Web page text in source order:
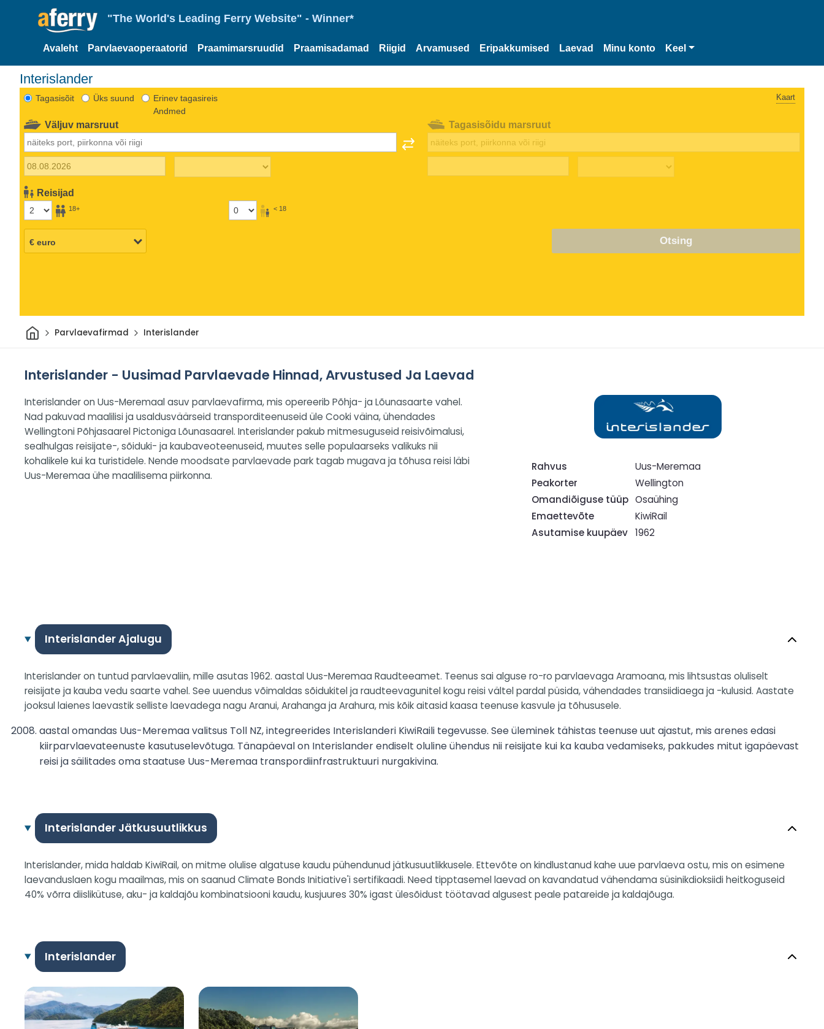
"The World's Leading Ferry Website" - Winner*
Avaleht Parvlaevaoperaatorid Praamimarsruudid Praamisadamad Riigid Arvamused Eripakkumised Laevad Minu konto Keel
Interislander
Tagasisõit Üks suund
Erinev tagasireis
Andmed
Kaart
Väljuv marsruut
Reisijad
18+ < 18
Tagasisõidu marsruut
Otsing
Avaleht
Parvlaevafirmad Interislander
Interislander - Uusimad Parvlaevade Hinnad, Arvustused Ja Laevad
Interislander on Uus-Meremaal asuv parvlaevafirma, mis opereerib Põhja- ja Lõunasaarte vahel.
Nad pakuvad maalilisi ja usaldusväärseid transporditeenuseid üle Cooki väina, ühendades
Wellingtoni Põhjasaarel Pictoniga Lõunasaarel. Interislander pakub mitmesuguseid reisivõimalusi,
sealhulgas reisijate-, sõiduki- ja kaubaveoteenuseid, muutes selle populaarseks valikuks nii
kohalikele kui ka turistidele. Nende moodsate parvlaevade park tagab mugava ja tõhusa reisi läbi
Uus-Meremaa ühe maalilisema piirkonna.
Rahvus
Uus-Meremaa
Peakorter
Wellington
Omandiõiguse tüüp Osaühing
Emaettevõte
KiwiRail
Asutamise kuupäev 1962
Interislander Ajalugu
Interislander on tuntud parvlaevaliin, mille asutas 1962. aastal Uus-Meremaa Raudteeamet. Teenus sai alguse ro-ro parvlaevaga Aramoana, mis lihtsustas oluliselt
reisijate ja kauba vedu saarte vahel. See uuendus võimaldas sõidukitel ja raudteevagunitel kogu reisi vältel pardal püsida, vähendades transiidiaega ja -kulusid. Aastate
jooksul laienes laevastik selliste laevadega nagu Aranui, Arahanga ja Arahura, mis kõik aitasid kaasa teenuse kasvule ja tõhususele.
aastal omandas Uus-Meremaa valitsus Toll NZ, integreerides Interislanderi KiwiRaili tegevusse. See üleminek tähistas teenuse uut ajastut, mis arenes edasi
kiirparvlaevateenuste kasutuselevõtuga. Tänapäeval on Interislander endiselt oluline ühendus nii reisijate kui ka kauba vedamiseks, pakkudes mitut igapäevast
reisi ja säilitades oma staatuse Uus-Meremaa transpordiinfrastruktuuri nurgakivina.
Interislander Jätkusuutlikkus
Interislander, mida haldab KiwiRail, on mitme olulise algatuse kaudu pühendunud jätkusuutlikkusele. Ettevõte on kindlustanud kahe uue parvlaeva ostu, mis on esimene
laevanduslaen kogu maailmas, mis on saanud Climate Bonds Initiative'i sertifikaadi. Need tipptasemel laevad on kavandatud vähendama süsinikdioksiidi heitkoguseid
40% võrra diislikütuse, aku- ja kaldajõu kombinatsiooni kaudu, kusjuures 30% igast ülesõidust töötavad algusest peale patareide ja kaldajõuga.
Interislander